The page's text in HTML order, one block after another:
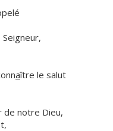
aître le salut
de notre Dieu,